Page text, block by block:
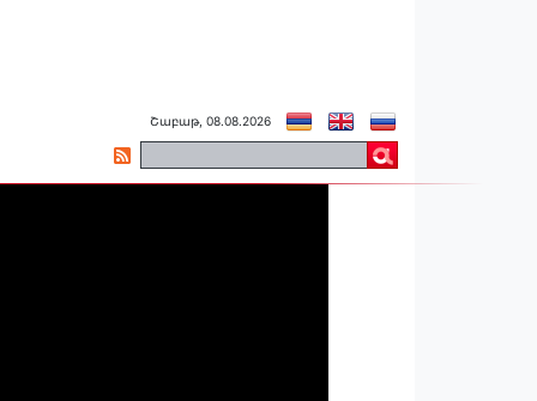
Շաբաթ, 08.08.2026